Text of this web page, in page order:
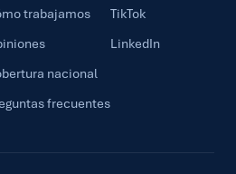
trabajamos
nacional
frecuentes
TikTok
LinkedIn